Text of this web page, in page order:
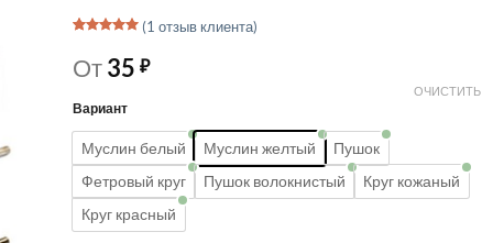
из 5 на
основе
(1 отзыв клиента)
От35 ₽
Вариант
Муслин белый Муслин желтый
Пушок
Фетровый круг
Пушок волокнистый
Круг кожаный
Круг красный
ОЧИСТИТЬ